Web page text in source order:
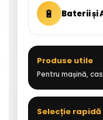
🔋 Baterii și
Produse utile
Pentru mașină,
Selecție rapidă